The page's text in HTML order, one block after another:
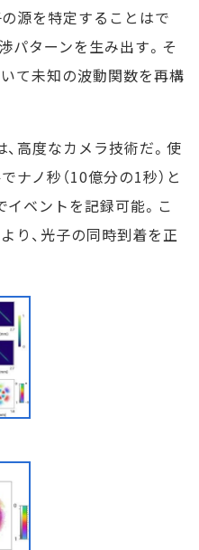
源を特定することはで
パターンを生み出す。そ
て未知の波動関数を再構
高度なカメラ技術だ。使
ナノ秒（10億分の1秒）と
ベントを記録可能。こ
り、光子の同時到着を正